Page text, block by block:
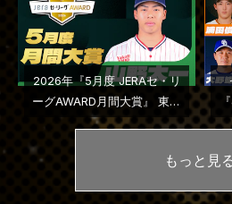
2026年『5月度 JERAセ・リ
ーグAWARD月間大賞』 東京
ヤクルトスワローズ・山野太
ド
もっと見